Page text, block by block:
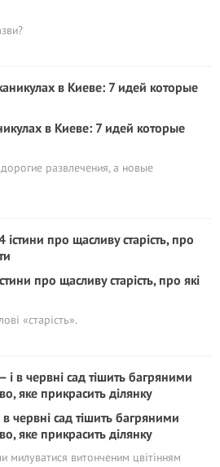
в Киеве: 7 идей которые
развлечения, а новые
про щасливу старість, про які
«старість».
червні сад тішить багряними
яке прикрасить ділянку
милуватися витонченим цвітінням